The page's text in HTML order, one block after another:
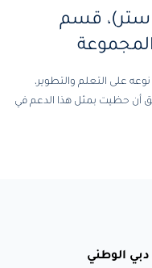
قسم
نوعه على التعلم والتطوير،
أن حظيت بمثل هذا الدعم في
دبي الوطني